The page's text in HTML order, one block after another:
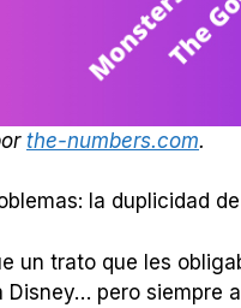
the-numbers.com.
la duplicidad
un trato que les
pero siempre